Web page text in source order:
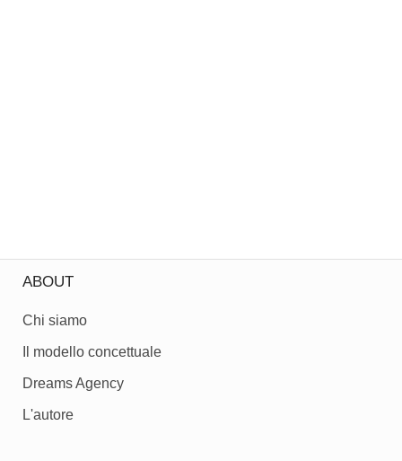
ABOUT
Chi siamo
Il modello concettuale
Dreams Agency
L'autore